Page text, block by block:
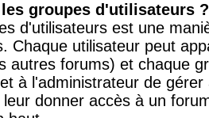
groupes d'utilisateurs ?
d'utilisateurs est une
Chaque utilisateur peut
autres forums) et chaque
à l'administrateur de
donner accès à un